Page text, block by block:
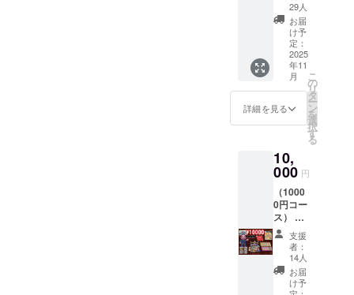
リクエ
スト劇
場版」
上映会
＆トー
ショー
参加チ
ケット
・二次
ト（飲
食費
別） ・
特製ア
クリル
スタン
ド（大
阪版）
アクリ
ルスタ
ンド
29人
お届
け予
定：
2025
年11
月
詳細を見る
こ
の
リ
タ
ー
ン
を
選
択
す
る
10,
000 円
（1000
0円コー
ス） ・
「ファ
イナル
リクエ
スト劇
場版」
支援
者：
14人
お届
け予